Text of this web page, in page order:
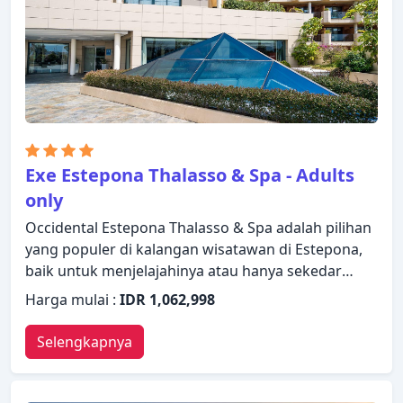
Exe Estepona Thalasso & Spa - Adults
only
Occidental Estepona Thalasso & Spa adalah pilihan
yang populer di kalangan wisatawan di Estepona,
baik untuk menjelajahinya atau hanya sekedar
transit. Properti ini menawarkan berbagai layanan
dan fasilitas yang dirancang untuk memberikan
kenyamanan dan kemudahan kepada para tamu.
Staf yang siap melayani akan menyambut dan
memandu Anda di Occidental Estepona Thalasso &
Harga mulai : IDR 1,062,998
Selengkapnya